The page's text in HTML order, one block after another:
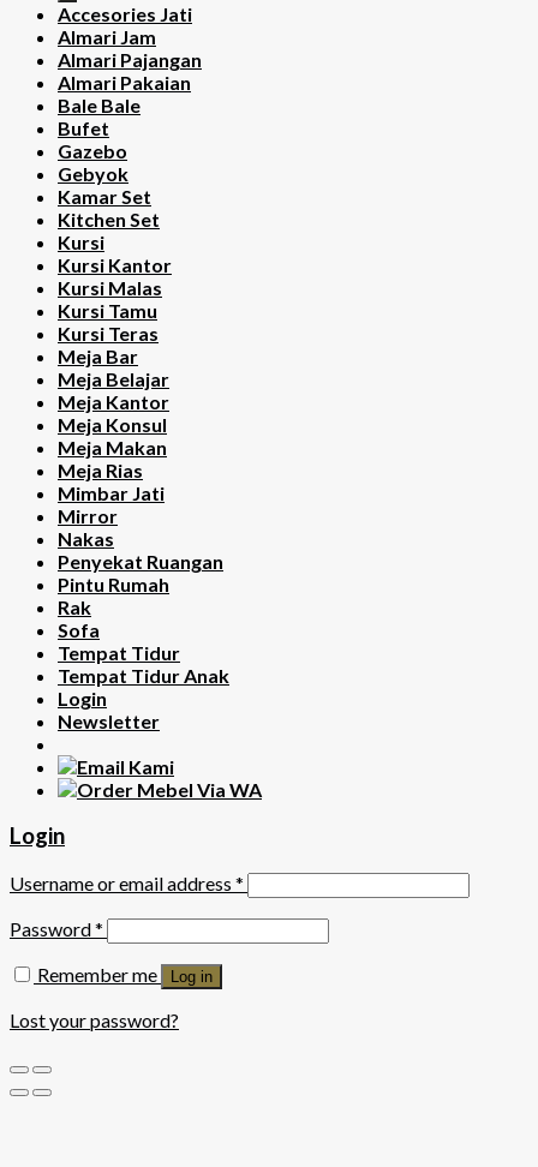
Accesories Jati
Almari Jam
Almari Pajangan
Almari Pakaian
Bale Bale
Bufet
Gazebo
Gebyok
Kamar Set
Kitchen Set
Kursi
Kursi Kantor
Kursi Malas
Kursi Tamu
Kursi Teras
Meja Bar
Meja Belajar
Meja Kantor
Meja Konsul
Meja Makan
Meja Rias
Mimbar Jati
Mirror
Nakas
Penyekat Ruangan
Pintu Rumah
Rak
Sofa
Tempat Tidur
Tempat Tidur Anak
Login
Newsletter
Login
Username or email address *
Password*
Remember me
Log in
Lost your password?